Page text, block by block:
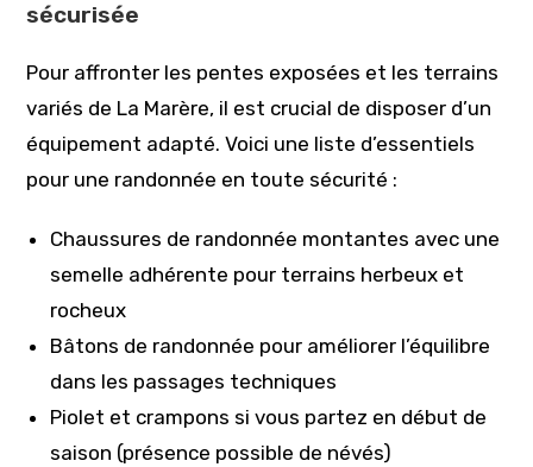
sécurisée
Pour affronter les pentes exposées et les terrains
variés de La Marère, il est crucial de disposer d’un
équipement adapté. Voici une liste d’essentiels
pour une randonnée en toute sécurité :
Chaussures de randonnée montantes avec une
semelle adhérente pour terrains herbeux et
rocheux
Bâtons de randonnée pour améliorer l’équilibre
dans les passages techniques
Piolet et crampons si vous partez en début de
saison (présence possible de névés)